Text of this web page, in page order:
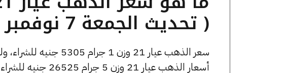
( تحديث الجمعة 7 نوفمبر الساعة 6:55 مساءً )
سعر الذهب عيار 21 وزن 1 جرام 5305 جنيه للشراء، وللبيع 5355 جنيه.
أسعار الذهب عيار 21 وزن 5 جرام 26525 جنيه للشراء، وللبيع 26775 جنيه.